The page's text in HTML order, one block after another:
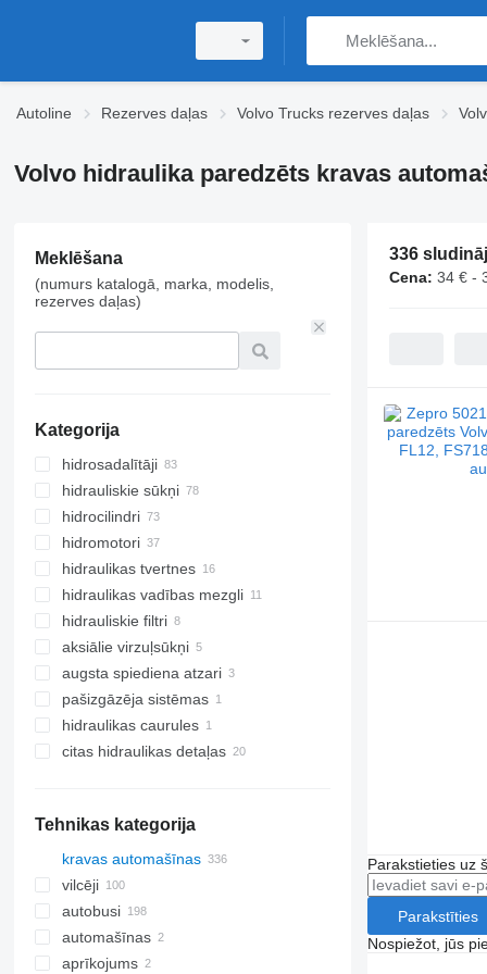
Autoline Rezerves daļas Volvo Trucks rezerves daļas
Volvo hidraulika paredzēts kravas
Meklēšana
(numurs katalogā, marka, modelis,
rezerves daļas)
Kategorija
hidrosadalītāji
hidrauliskie sūkņi
hidrocilindri
hidromotori
hidraulikas tvertnes
hidraulikas vadības mezgli
hidrauliskie filtri
aksiālie virzuļsūkņi
augsta spiediena atzari
pašizgāzēja sistēmas
hidraulikas caurules
citas hidraulikas detaļas
Tehnikas kategorija
kravas automašīnas
vilcēji
autobusi
automašīnas
aprīkojums
336
Cena: 34 € -
Parakstieties uz
Parakstīties
Nospiežot, jūs